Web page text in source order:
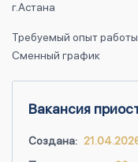
г.Астана
Требуемый опыт
Сменный график
Вакансия
Создана: